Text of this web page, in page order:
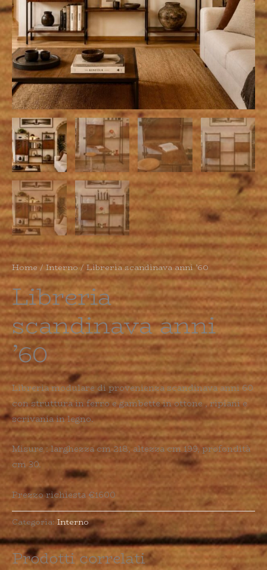
Home / Interno/ Libreria scandinava anni ’60
Libreria
scandinava anni
’60
Libreria modulare di provenienza scandinava anni 60
con struttura in ferro e gambette in ottone , ripiani e
scrivania in legno.
Misure : larghezza cm 218, altezza cm 199, profondità
cm 30.
Prezzo richiesta €1600
Categoria: Interno
Prodotti correlati